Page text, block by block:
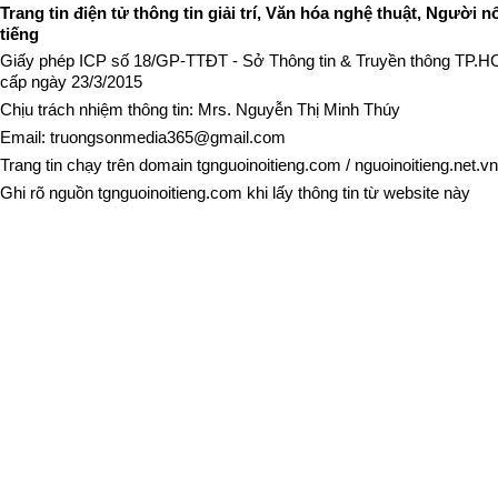
Trang tin điện tử thông tin giải trí, Văn hóa nghệ thuật, Người
tiếng
Giấy phép ICP số 18/GP-TTĐT - Sở Thông tin & Truyền thông
cấp ngày 23/3/2015
Chịu trách nhiệm thông tin: Mrs. Nguyễn Thị Minh Thúy
Email: truongsonmedia365@gmail.com
Trang tin chạy trên domain tgnguoinoitieng.com / nguoinoitieng.net.vn
Ghi rõ nguồn tgnguoinoitieng.com khi lấy thông tin từ website này